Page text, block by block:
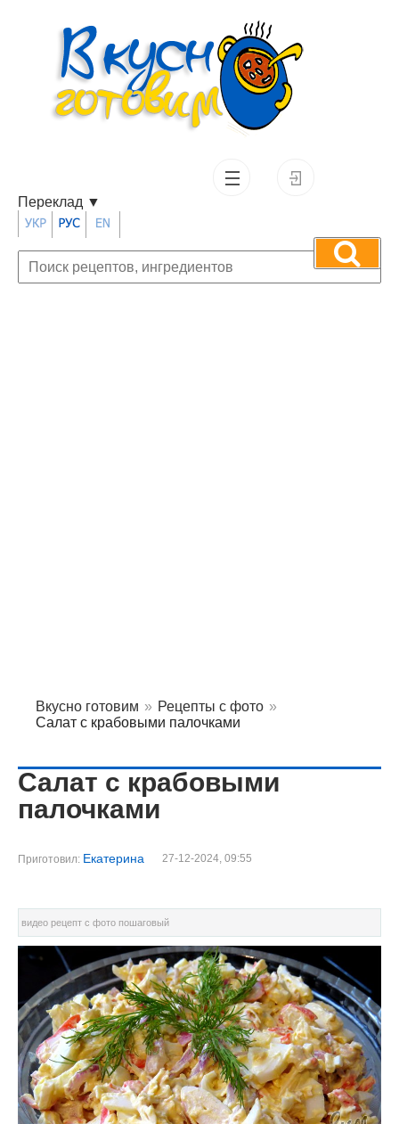
Переклад ▼
Вкусно готовим » Рецепты с фото »
Салат с крабовыми палочками
Салат с крабовыми
палочками
Приготовил: Екатерина 27-12-2024, 09:55
видео рецепт с фото пошаговый